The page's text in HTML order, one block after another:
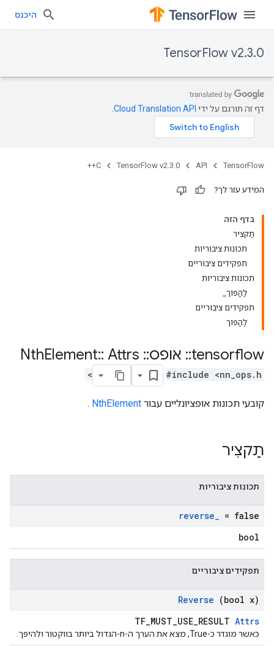
היכנס
TensorFlow v2.3.0
דף זה תורגם על ידי Cloud Translation API
TensorFlow
API
TensorFlow v2.3.0
C++
המידע עזר לך?
בדף הזה
תַקצִיר
תכונות ציבוריות
תפקידים ציבוריים
תכונות ציבוריות
לַהֲפוֹך_
תפקידים ציבוריים
לַהֲפוֹך
tensorflow
:: אופס::
Element:: Attrs
#include <nn_ops.h>
קובעי תכונות אופציונליים עבור NthElement
.
תַקצִיר
תכונות ציבוריות
reverse_ = false
bool
תפקידים ציבוריים
Reverse (bool x)
TF_MUST_USE_RESULT Attrs
כאשר מוגדר כ-True, מצא את הערך ה-n-הגדול ביותר בווקטור ולהיפך.